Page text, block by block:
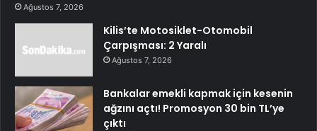
Ağustos 7, 2026
Kilis’te Motosiklet-Otomobil
Çarpışması: 2 Yaralı
Ağustos 7, 2026
Bankalar emekli kapmak için kesenin
ağzını açtı! Promosyon 30 bin TL’ye
çıktı